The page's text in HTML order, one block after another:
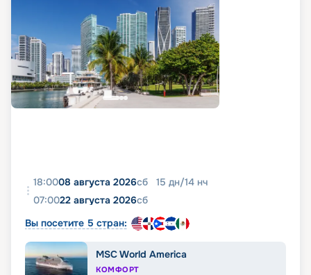
18:0008 августа 2026сб 15 дн/14 нч
07:0022 августа 2026сб
Вы посетите 5 стран:
MSC World America
КОМФОРТ